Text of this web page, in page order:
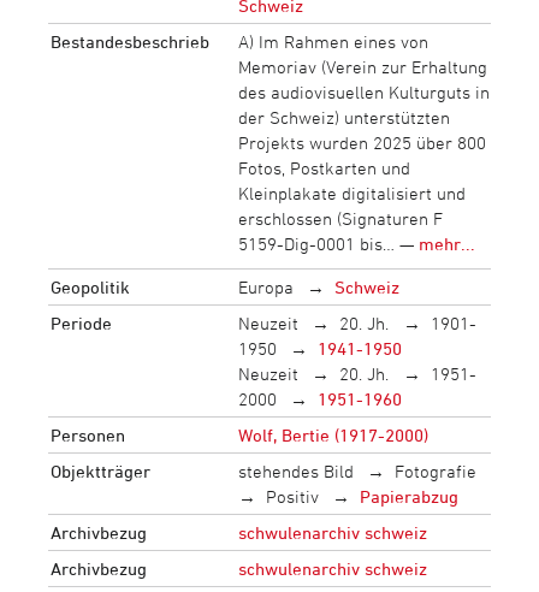
Schweiz
Bestandesbeschrieb
A) Im Rahmen eines von
Memoriav (Verein zur Erhaltung
des audiovisuellen Kulturguts in
der Schweiz) unterstützten
Projekts wurden 2025 über 800
Fotos, Postkarten und
Kleinplakate digitalisiert und
erschlossen (Signaturen F
5159-Dig-0001 bis… — mehr...
Geopolitik Europa
Schweiz
Periode
Neuzeit 20. Jh.
1901-
1950
1941-1950
Neuzeit
20. Jh.
1951-
2000
1951-1960
Personen
Wolf, Bertie (1917-2000)
Objektträger
stehendes Bild
Fotografie
Positiv
Papierabzug
Archivbezug
schwulenarchiv schweiz
Archivbezug
schwulenarchiv schweiz